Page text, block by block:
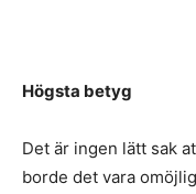
Högsta betyg
Det är ingen lätt sak
borde det vara